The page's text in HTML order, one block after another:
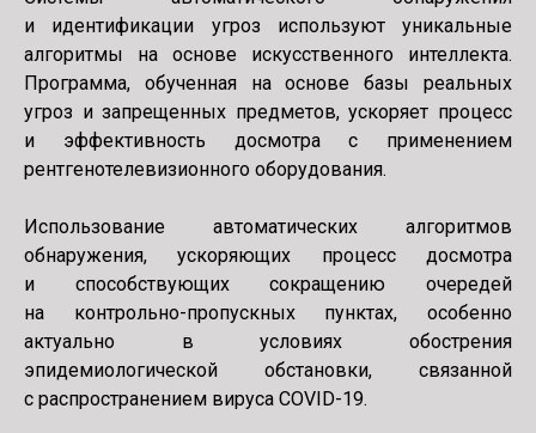
и идентификации угроз используют уникальные
алгоритмы на основе искусственного интеллекта.
Программа, обученная на основе базы реальных
угроз и запрещенных предметов, ускоряет процесс
и эффективность досмотра с применением
рентгенотелевизионного оборудования.
Использование автоматических алгоритмов
обнаружения, ускоряющих процесс досмотра
и способствующих сокращению очередей
на контрольно-пропускных пунктах, особенно
актуально в условиях обострения
эпидемиологической обстановки, связанной
с распространением вируса COVID-19.